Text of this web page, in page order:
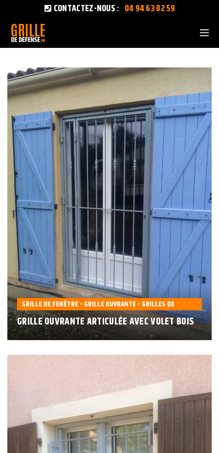
CONTACTEZ-NOUS : 04 94 63 02 59
GRILLE DE FENÊTRE - GRILLE OUVRANTE - GRILLES DE
DÉFENSE
GRILLE OUVRANTE ARTICULÉE AVEC VOLET BOIS